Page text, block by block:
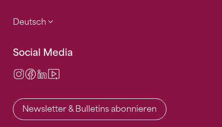
Deutsch
Social Media
Instagram
Facebook
LinkedIn
Newsletter & Bulletins abonnieren